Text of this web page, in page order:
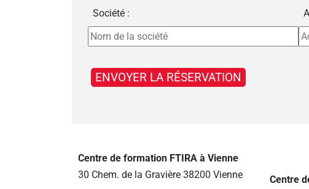
Société :
Centre de formation FTIRA à Vienne
30 Chem. de la Gravière 38200 Vienne
Centre